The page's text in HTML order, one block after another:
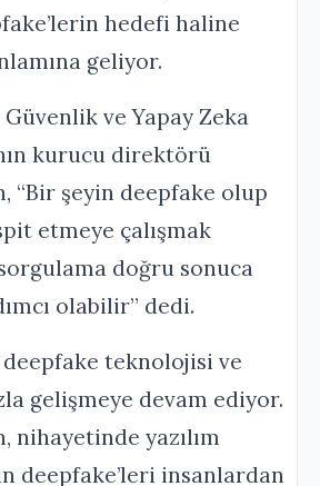
hedefi haline
geliyor.
ve Yapay Zeka
kurucu direktörü
“Bir şeyin deepfake olup
etmeye çalışmak
doğru sonuca
olabilir” dedi.
teknolojisi ve
gelişmeye devam ediyor.
nihayetinde yazılım
deepfake’leri insanlardan